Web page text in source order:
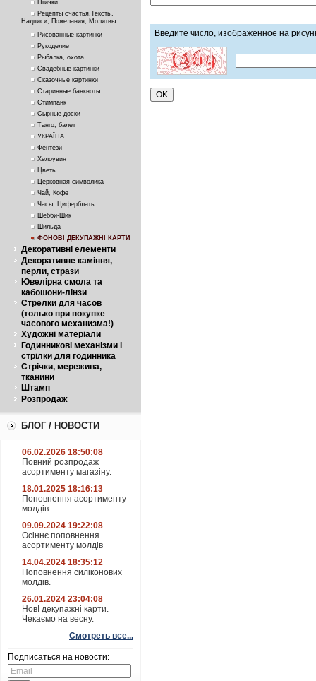
Птички
Рецепты счастья,Тексты,
Надписи, Пожелания, Молитвы
Рисованные картинки
Рукоделие
Рыбалка, охота
Свадебные картинки
Сказочные картинки
Старинные банкноты
Стимпанк
Сырные доски
Танго, балет
УКРАЇНА
Фентези
Хелоувин
Цветы
Церковная символика
Чай, Кофе
Часы, Циферблаты
Шебби-Шик
Шильда
ФОНОВІ ДЕКУПАЖНІ КАРТИ
Декоративні елементи
Декоративне каміння,
перли, стрази
Ювелірна смола та
кабошони-лінзи
Стрелки для часов
(только при покупке
часового механизма!)
Художні матеріали
Годинникові механізми і
стрілки для годинника
Стрічки, мережива,
тканини
Штамп
Розпродаж
БЛОГ / НОВОСТИ
06.02.2026 18:50:08
Повний розпродаж
асортименту магазіну.
18.01.2025 18:16:13
Поповнення асортименту
молдів
09.09.2024 19:22:08
Осіннє поповнення
асортименту молдів
14.04.2024 18:35:12
Поповнення силіконових
молдів.
26.01.2024 23:04:08
НовІ декупажні карти.
Чекаємо на весну.
Смотреть все...
Подписаться на новости:
Введите число, изображенное на